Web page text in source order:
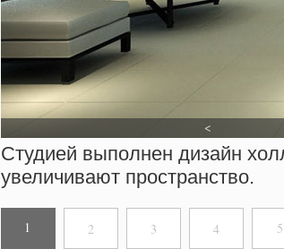
1 2 3 4 5
<
Студией выполнен дизайн
увеличивают пространство.